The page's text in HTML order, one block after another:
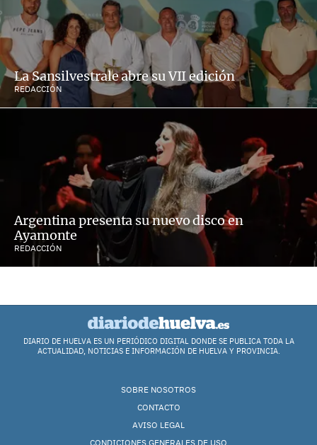
La Sansilvestrale abre su VII edición
REDACCIÓN
Argentina presenta su nuevo disco en
Ayamonte
REDACCIÓN
DIARIO DE HUELVA ES UN PERIÓDICO DIGITAL DONDE SE PUBLICA TODA LA
ACTUALIDAD, NOTICIAS E INFORMACIÓN DE HUELVA Y PROVINCIA.
SOBRE NOSOTROS
CONTACTO
AVISO LEGAL
CONDICIONES GENERALES DE USO